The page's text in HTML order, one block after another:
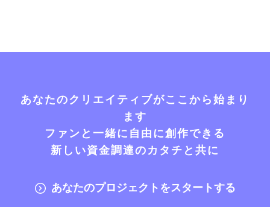
あなたのクリエイティブがここから始まり
ます
ファンと一緒に自由に創作できる
新しい資金調達のカタチと共に
あなたのプロジェクトをスタートする